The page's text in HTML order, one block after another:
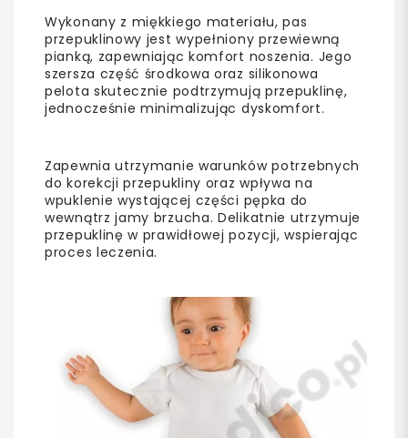
Wykonany z miękkiego materiału, pas
przepuklinowy jest wypełniony przewiewną
pianką, zapewniając komfort noszenia. Jego
szersza część środkowa oraz silikonowa
pelota skutecznie podtrzymują przepuklinę,
jednocześnie minimalizując dyskomfort.
Zapewnia utrzymanie warunków potrzebnych
do korekcji przepukliny oraz wpływa na
wpuklenie wystającej części pępka do
wewnątrz jamy brzucha. Delikatnie utrzymuje
przepuklinę w prawidłowej pozycji, wspierając
proces leczenia.